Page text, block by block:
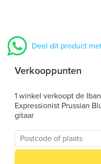
Deel dit product
Verkooppunten
1 winkel verkoopt de
Expressionist Prussian
gitaar